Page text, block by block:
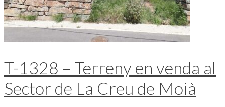
T-1328 – Terreny en venda al
Sector de La Creu de Moià